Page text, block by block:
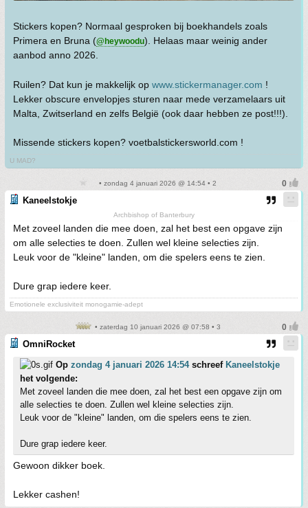
Stickers kopen? Normaal gesproken bij boekhandels zoals
Primera en Bruna (@heywoodu). Helaas maar weinig ander
aanbod anno 2026.
Ruilen? Dat kun je makkelijk op www.stickermanager.com !
Lekker obscure envelopjes sturen naar mede verzamelaars uit
Malta, Zwitserland en zelfs België (ook daar hebben ze post!!!).
Missende stickers kopen? voetbalstickersworld.com !
U MAD?
• zondag 4 januari 2026 @ 14:54 • 2
Kaneelstokje
Archbishop of Banterbury
Met zoveel landen die mee doen, zal het best een opgave zijn
om alle selecties te doen. Zullen wel kleine selecties zijn.
Leuk voor de "kleine" landen, om die spelers eens te zien.
Dure grap iedere keer.
Emotionele exclusiviteit monogamie-adept
• zaterdag 10 januari 2026 @ 07:58 • 3
OmniRocket
Op zondag 4 januari 2026 14:54schreef Kaneelstokje
het volgende:
Met zoveel landen die mee doen, zal het best een opgave zijn om
alle selecties te doen. Zullen wel kleine selecties zijn.
Leuk voor de "kleine" landen, om die spelers eens te zien.
Dure grap iedere keer.
Gewoon dikker boek.
Lekker cashen!